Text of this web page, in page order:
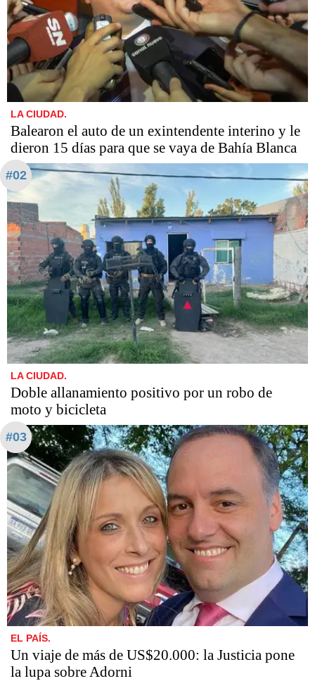
LA CIUDAD.
Balearon el auto de un exintendente interino y le
dieron 15 días para que se vaya de Bahía Blanca
#02
LA CIUDAD.
Doble allanamiento positivo por un robo de
moto y bicicleta
#03
EL PAÍS.
Un viaje de más de US$20.000: la Justicia pone
la lupa sobre Adorni